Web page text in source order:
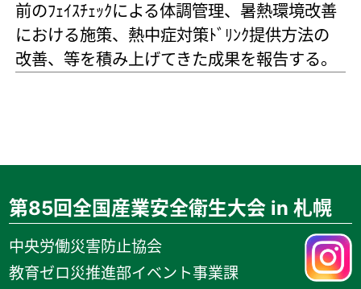
前のﾌｪｲｽﾁｪｯｸによる体調管理、暑熱環境改善
における施策、熱中症対策ﾄﾞﾘﾝｸ提供方法の
改善、等を積み上げてきた成果を報告する。
第85回全国産業安全衛生大会 in 札幌
中央労働災害防止協会
教育ゼロ災推進部イベント事業課